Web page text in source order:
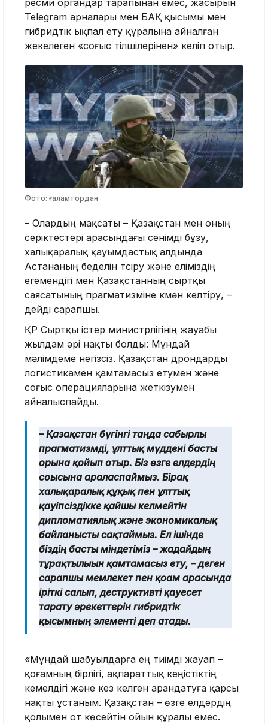
ресми органдар тарапынан емес, жасырын
Telegram арналары мен БАҚ қысымы мен
гибридтік ықпал ету құралына айналған
жекелеген «соғыс тілшілерінен» келіп отыр.
Фото: ғаламтордан
– Олардың мақсаты – Қазақстан мен оның
серіктестері арасындағы сенімді бұзу,
халықаралық қауымдастық алдында
Астананың беделін түсіру және еліміздің
егемендігі мен Қазақстанның сыртқы
саясатының прагматизміне күмән келтіру, –
дейді сарапшы.
ҚР Сыртқы істер министрлігінің жауабы
жылдам әрі нақты болды: Мұндай
мәлімдеме негізсіз. Қазақстан дрондарды
логистикамен қамтамасыз етумен және
соғыс операцияларына жеткізумен
айналыспайды.
– Қазақстан бүгінгі таңда сабырлы
прагматизмді, ұлттық мүддені басты
орынға қойып отыр. Біз өзге елдердің
соғысына араласпаймыз. Бірақ
халықаралық құқық пен ұлттық
қауіпсіздікке қайшы келмейтін
дипломатиялық және экономикалық
байланысты сақтаймыз. Ел ішінде
біздің басты міндетіміз – жағдайдың
тұрақтылығын қамтамасыз ету, – деген
сарапшы мемлекет пен қоғам арасында
іріткі салып, деструктивті қауесет
тарату әрекеттерін гибридтік
қысымның элементі деп атады.
«Мұндай шабуылдарға ең тиімді жауап –
қоғамның бірлігі, ақпараттық кеңістіктің
кемелдігі және кез келген арандатуға қарсы
нақты ұстаным. Қазақстан – өзге елдердің
қолымен от көсейтін ойын құралы емес.